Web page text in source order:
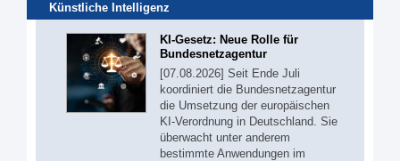
Künstliche Intelligenz
KI-Gesetz: Neue Rolle für
Bundesnetzagentur
[07.08.2026] Seit Ende Juli
koordiniert die Bundesnetzagentur
die Umsetzung der europäischen
KI-Verordnung in Deutschland. Sie
überwacht unter anderem
bestimmte Anwendungen im